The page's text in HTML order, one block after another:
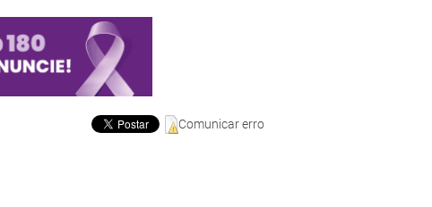
Comunicar erro